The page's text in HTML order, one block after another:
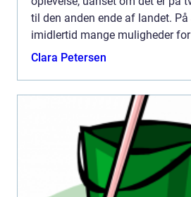
til den anden ende af landet.
imidlertid mange muligheder
pålideligt flyttefir...
Clara Petersen